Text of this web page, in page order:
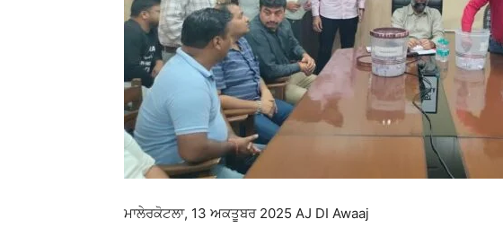
ਮਾਲੇਰਕੋਟਲਾ, 13 ਅਕਤੂਬਰ 2025 AJ DI Awaaj